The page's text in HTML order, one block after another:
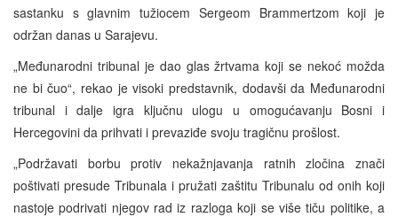
sastanku s glavnim tužiocem Sergeom Brammertzom koji je
održan danas u Sarajevu.
„Međunarodni tribunal je dao glas žrtvama koji se nekoć možda
ne bi čuo“, rekao je visoki predstavnik, dodavši da Međunarodni
tribunal i dalje igra ključnu ulogu u omogućavanju Bosni i
Hercegovini da prihvati i prevaziđe svoju tragičnu prošlost.
„Podržavati borbu protiv nekažnjavanja ratnih zločina znači
poštivati presude Tribunala i pružati zaštitu Tribunalu od onih koji
nastoje podrivati njegov rad iz razloga koji se više tiču politike, a